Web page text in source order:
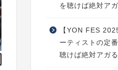
を聴けば絶対アガ
【YON FES
ーティストの定
聴けば絶対アガる